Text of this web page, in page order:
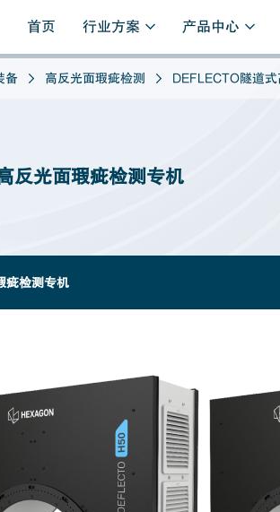
首页 行业方案 产品中心
备 高反光面瑕疵检测 DEFLECTO隧道
反光面瑕疵检测专机
疵检测专机